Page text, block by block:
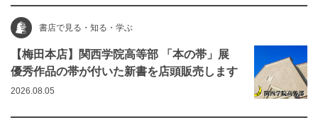
書店で見る・知る・学ぶ
【梅田本店】関西学院高等部 「本の帯」展
優秀作品の帯が付いた新書を店頭販売します
2026.08.05